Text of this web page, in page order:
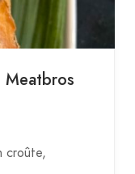
croûte